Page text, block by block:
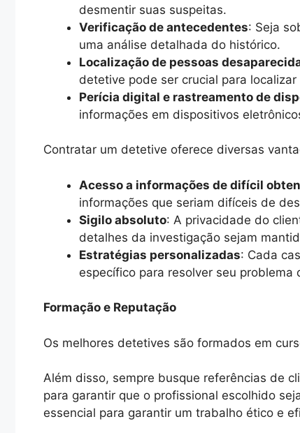
desmentir suas suspeitas.
Verificação de antecedentes: Seja
uma análise detalhada do histórico.
Localização de pessoas
detetive pode ser crucial para localizar
Perícia digital e rastreamento de
informações em dispositivos
Contratar um detetive oferece diversas
Acesso a informações de difícil
informações que seriam difíceis de
Sigilo absoluto: A privacidade do
detalhes da investigação sejam
Estratégias personalizadas: Cada
específico para resolver seu problema
Formação e Reputação
Os melhores detetives são formados em
Além disso, sempre busque referências de
para garantir que o profissional escolhido
essencial para garantir um trabalho ético e